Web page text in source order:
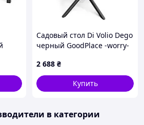
Садовый стол Di Volio Dego
черный GoodPlace -worry-
2 688 ₴
Купить
в категории